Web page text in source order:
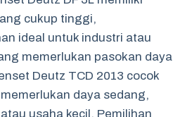
cukup tinggi,
ideal untuk industri atau
memerlukan pasokan daya
Deutz TCD 2013 cocok
daya sedang,
usaha kecil. Pemilihan